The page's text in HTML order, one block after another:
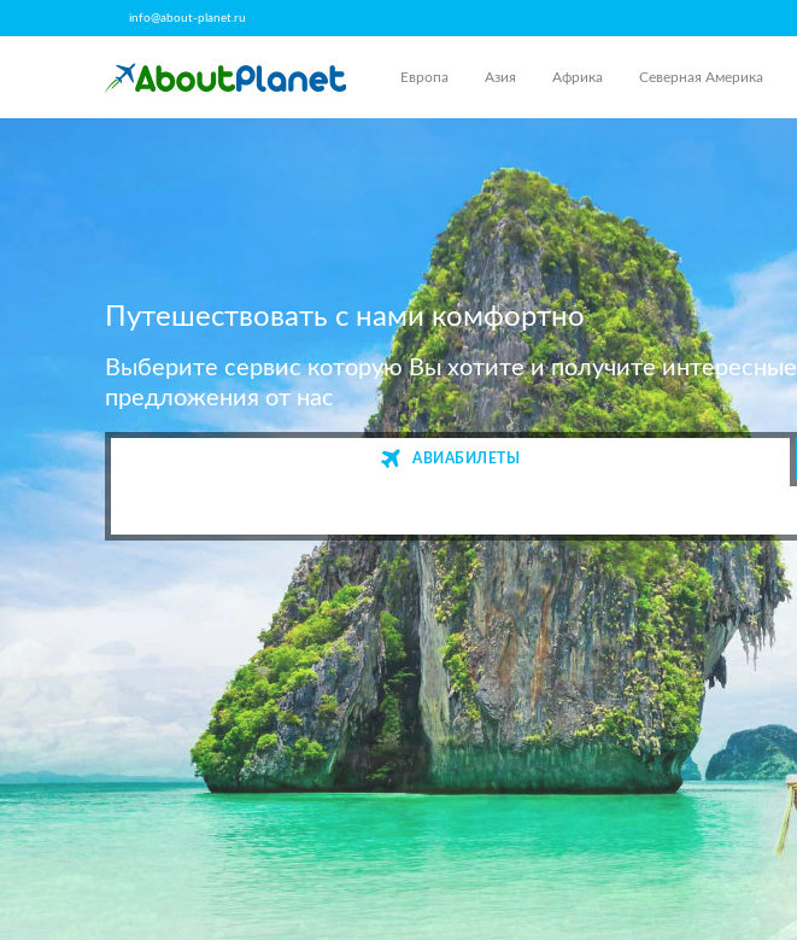
info@about-planet.ru
Европа Азия Африка Северная Америка
Путешествовать с нами комфортно
Выберите сервис которую Вы хотите и получите интересные
предложения от нас
АВИАБИЛЕТЫ